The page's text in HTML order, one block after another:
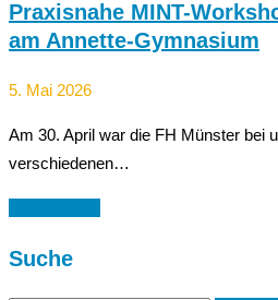
Praxisnahe MINT-
am Annette-Gymnasium
5. Mai 2026
Am 30. April war die FH Münster bei
verschiedenen…
Suche